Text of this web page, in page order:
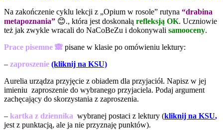
Na zakończenie cyklu lekcji z „Opium w rosole” rutyna “drabina
metapoznania” 😊., która jest doskonałą refleksją OK. Uczniowie
też jak zwykle wracali do NaCoBeZu i dokonywali samooceny.
Prace pisemne 🙈 pisane w klasie po omówieniu lektury:
– zaproszenie (kliknij na KSU)
Aurelia urządza przyjęcie z obiadem dla przyjaciół. Napisz w jej
imieniu zaproszenie do wybranego przyjaciela. Podaj argument
zachęcający do skorzystania z zaproszenia.
– kartka z dziennika wybranej postaci z lektury (kliknij na KSU,
jest z punktacją, ale ja nie przyznaję punktów).